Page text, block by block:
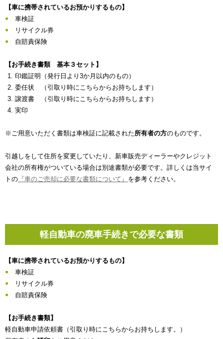
【車に携帯されているお預かりするもの】
車検証
リサイクル券
自賠責保険
【お手続き書類 基本３セット】
印鑑証明（発行日より3か月以内のもの）
委任状 （引取り時にこちらからお持ちします）
譲渡書 （引取り時にこちらからお持ちします）
実印
※ご用意いただく書類は車検証に記載された所有者の方のものです。
引越しをして住所を変更していたり、新車販売ディーラーやクレジット
会社の所有権がついている場合は別途書類が必要です。詳しくは当サイ
トの 『車のご売却に必要な書類について』 を参考ください。
軽自動車の廃車手続きで必要な書類
【車に携帯されているお預かりするもの】
車検証
リサイクル券
自賠責保険
【お手続き書類】
軽自動車申請依頼書（引取り時にこちらからお持ちします。）